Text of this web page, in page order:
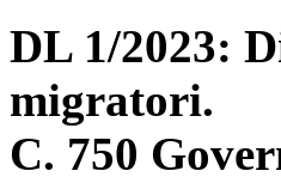
DL 1/2023:
migratori.
C. 750